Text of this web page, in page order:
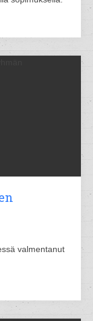
valmentanut